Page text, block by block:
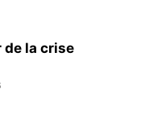
la crise